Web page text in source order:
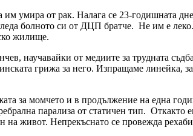
умира от рак. Налага се 23-годишната
болното си от ДЦП братче. Не им е
жилище.
научавайки от медиите за трудната
грижа за него. Изпращаме линейка,
момчето и в продължение на една
парализа от статичен тип.
живот. Непрекъснато се провежда